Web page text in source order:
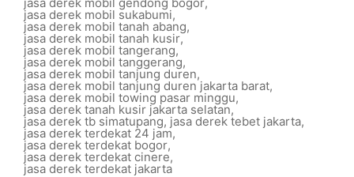
jasa derek mobil sukabumi,
jasa derek mobil tanah abang,
jasa derek mobil tanah kusir,
jasa derek mobil tangerang,
jasa derek mobil tanggerang,
jasa derek mobil tanjung duren,
jasa derek mobil tanjung duren jakarta barat,
jasa derek mobil towing pasar minggu,
jasa derek tanah kusir jakarta selatan,
jasa derek tb simatupang, jasa derek tebet jakarta,
jasa derek terdekat 24 jam,
jasa derek terdekat bogor,
jasa derek terdekat cinere,
jasa derek terdekat jakarta